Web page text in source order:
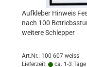
Aufkleber Hinweis
nach 100
weitere Schlepper
Art.Nr.: 100 607 weiss
Lieferzeit:
ca. 1-3 Tage